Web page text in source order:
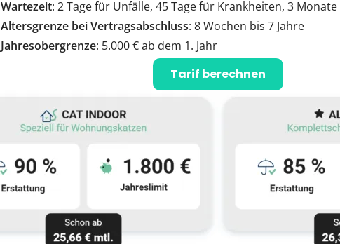
Wartezeit: 2 Tage für Unfälle, 45 Tage für Krankheiten, 3
Altersgrenze bei Vertragsabschluss: 8 Wochen bis 7 Jahre
Jahresobergrenze: 5.000 € ab dem 1. Jahr
Tarif berechnen